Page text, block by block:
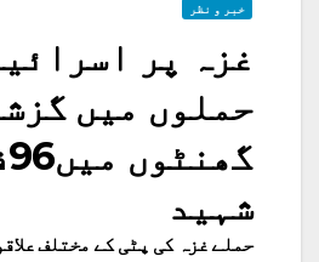
خبر و نظر
غزہ پر
شہید
حملے غزہ کی پٹی کے مختلف